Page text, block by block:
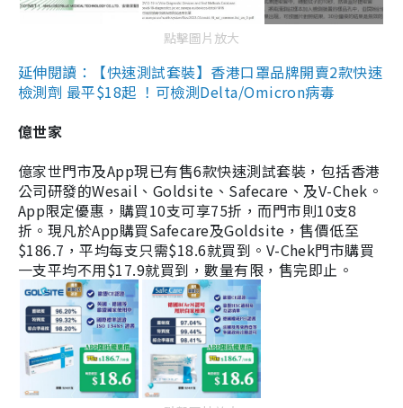
點擊圖片放大
延伸閱讀：【快速測試套裝】香港口罩品牌開賣2款快速
檢測劑 最平$18起 ！可檢測Delta/Omicron病毒
億世家
億家世門市及App現已有售6款快速測試套裝，包括香港
公司研發的Wesail、Goldsite、Safecare、及V-Chek。
App限定優惠，購買10支可享75折，而門市則10支8
折。現凡於App購買Safecare及Goldsite，售價低至
$186.7，平均每支只需$18.6就買到。V-Chek門市購買
一支平均不用$17.9就買到，數量有限，售完即止。